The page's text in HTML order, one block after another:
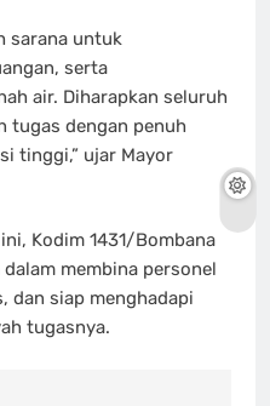
sarana untuk
serta
air. Diharapkan seluruh
tugas dengan penuh
tinggi,” ujar Mayor
Kodim 1431/Bombana
membina personel
dan siap menghadapi
tugasnya.